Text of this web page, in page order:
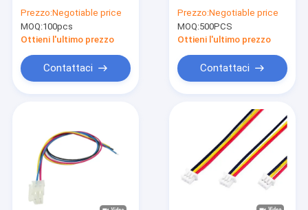
Prodotti
Video
Su di noi
5P 6P con il supporto
dell'alloggio di A1254
SMD
Prezzo:Negotiable price
MOQ:100pcs
Ottieni l'ultimo prezzo
Contattaci
il cablaggio del cavo
del connettore per il
contatore del gas
Prezzo:Negotiable price
MOQ:500PCS
Ottieni l'ultimo prezzo
Contattaci